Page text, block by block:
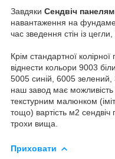
Завдяки Сендвіч
навантаження на
час зведення стін із
Крім стандартної
віднести кольори 9003
5005 синій, 6005
наш завод має можливість
текстурним малюнком
тощо) вартість м2 сендвіч
трохи вища.
Приховати